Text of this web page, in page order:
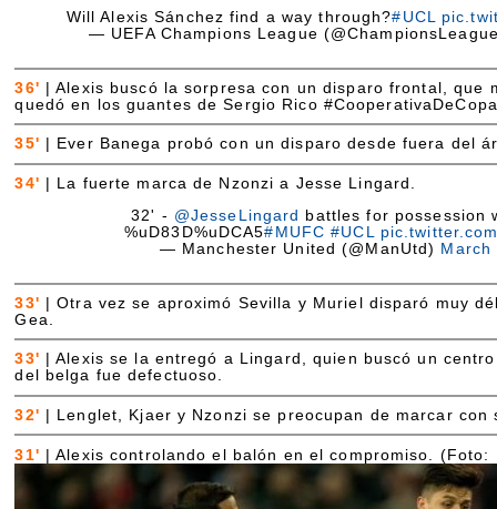
Will Alexis Sánchez find a way through?#UCL
— UEFA Champions League
36' |Alexis buscó la sorpresa con un disparo frontal, que
quedó en los guantes de Sergio Rico
35' Ever Banega probó con un disparo desde fuera del
34'
La fuerte marca de Nzonzi a Jesse Lingard.
32' - @JesseLingard battles for possession
%uD83D%uDCA5#MUFC #UCL
— Manchester United (@ManUtd) March
33' |Otra vez se aproximó Sevilla y Muriel disparó muy
Gea.
33' |Alexis se la entregó a Lingard, quien buscó un
del belga fue defectuoso.
32' Lenglet, Kjaer y Nzonzi se preocupan de marcar con
31' |Alexis controlando el balón en el compromiso. (Foto: